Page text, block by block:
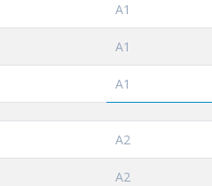
A1
A1
A1
A2
A2